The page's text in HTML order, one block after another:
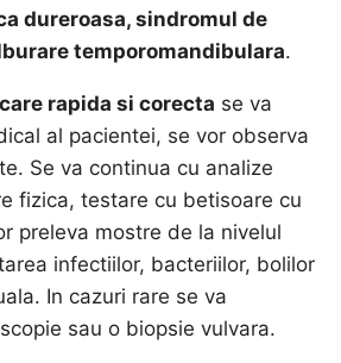
dureroasa, sindromul de
temporomandibulara.
rapida si corecta se va
al pacientei, se vor observa
Se va continua cu analize
fizica, testare cu betisoare cu
preleva mostre de la nivelul
infectiilor, bacteriilor, bolilor
In cazuri rare se va
sau o biopsie vulvara.